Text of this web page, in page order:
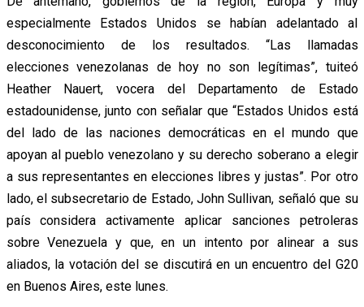
especialmente Estados Unidos se habían adelantado al
desconocimiento de los resultados. “Las llamadas
elecciones venezolanas de hoy no son legítimas”, tuiteó
Heather Nauert, vocera del Departamento de Estado
estadounidense, junto con señalar que “Estados Unidos está
del lado de las naciones democráticas en el mundo que
apoyan al pueblo venezolano y su derecho soberano a elegir
a sus representantes en elecciones libres y justas”. Por otro
lado, el subsecretario de Estado, John Sullivan, señaló que su
país considera activamente aplicar sanciones petroleras
sobre Venezuela y que, en un intento por alinear a sus
aliados, la votación del se discutirá en un encuentro del G20
en Buenos Aires, este lunes.